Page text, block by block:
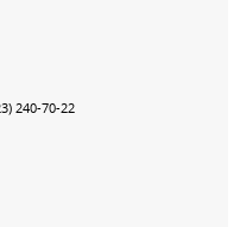
240-70-22